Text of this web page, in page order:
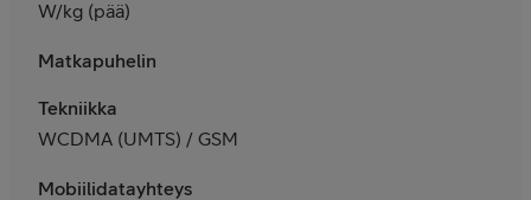
W/kg (pää)
Matkapuhelin
Tekniikka
WCDMA (UMTS) / GSM
Mobiilidatayhteys